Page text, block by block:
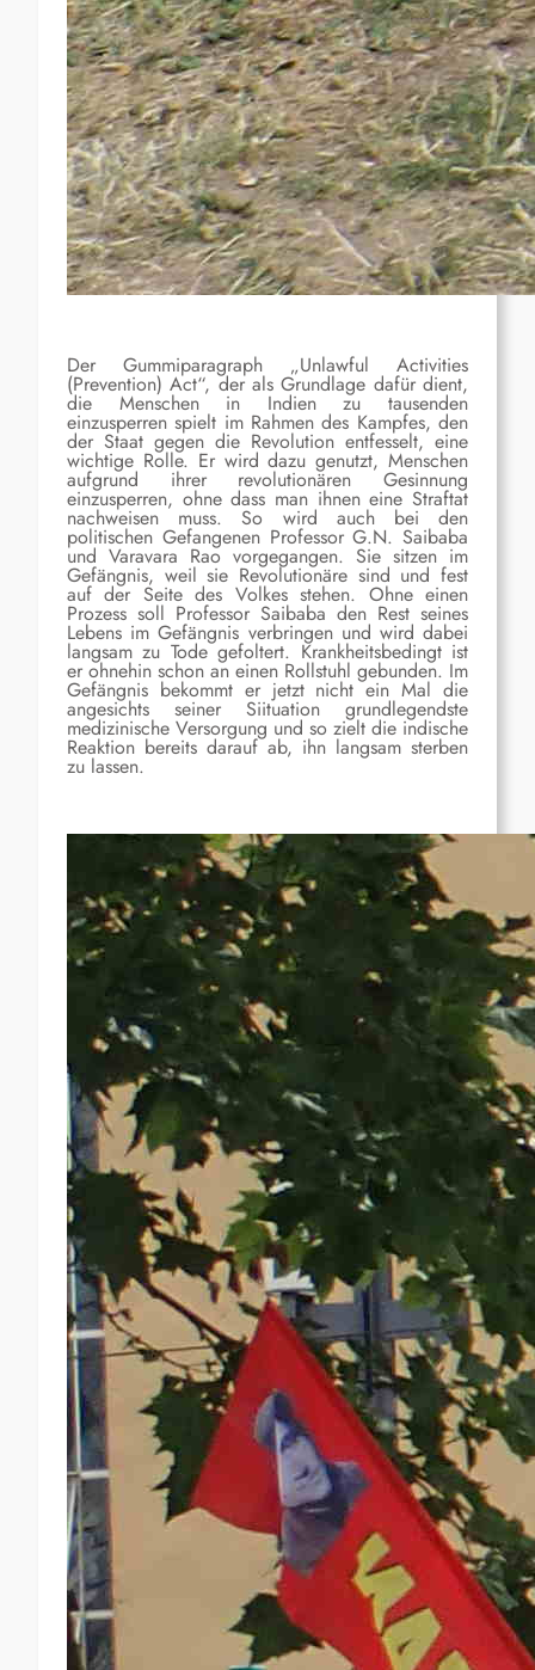
Der Gummiparagraph „Unlawful Activities
(Prevention) Act“, der als Grundlage dafür dient,
die Menschen in Indien zu tausenden
einzusperren spielt im Rahmen des Kampfes, den
der Staat gegen die Revolution entfesselt, eine
wichtige Rolle. Er wird dazu genutzt, Menschen
aufgrund ihrer revolutionären Gesinnung
einzusperren, ohne dass man ihnen eine Straftat
nachweisen muss. So wird auch bei den
politischen Gefangenen Professor G.N. Saibaba
und Varavara Rao vorgegangen. Sie sitzen im
Gefängnis, weil sie Revolutionäre sind und fest
auf der Seite des Volkes stehen. Ohne einen
Prozess soll Professor Saibaba den Rest seines
Lebens im Gefängnis verbringen und wird dabei
langsam zu Tode gefoltert. Krankheitsbedingt ist
er ohnehin schon an einen Rollstuhl gebunden. Im
Gefängnis bekommt er jetzt nicht ein Mal die
angesichts seiner Siituation grundlegendste
medizinische Versorgung und so zielt die indische
Reaktion bereits darauf ab, ihn langsam sterben
zu lassen.